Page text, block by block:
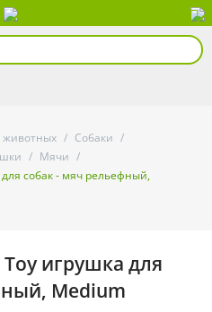
животных / Собаки /
/ Мячи /
для собак - мяч рельефный,
Toy игрушка для
Medium